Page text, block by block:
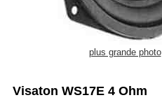
plus grande photo
Visaton WS17E 4 Ohm